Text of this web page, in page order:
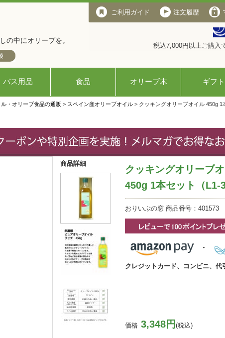
の中にオリーブを。
ご利用ガイド 注文履歴
税込7,000円以上ご購入
バス用品 食品 オリーブ木 ギフト
・オリーブ食品の通販 > スペイン産オリーブオイル> クッキングオリーブオイル 450g 1
クッキングオリーブ
450g 1本セット（L1-
おりいぶの窓 商品番号：401573
クレジットカード、コンビニ、代
価格 3,348円 (税込)
商品詳細